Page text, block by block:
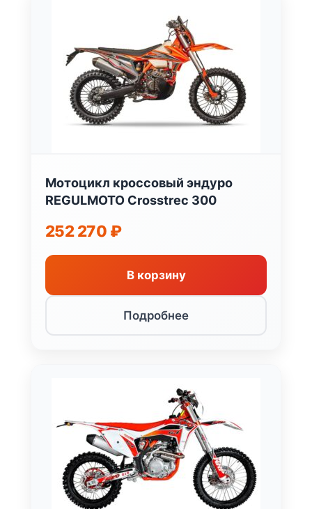
Мотоцикл кроссовый эндуро
REGULMOTO Crosstrec 300
252 270 ₽
В корзину
Подробнее